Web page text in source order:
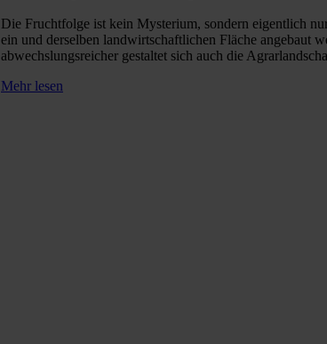
Die Fruchtfolge ist kein Mysterium, sondern eigentlich
ein und derselben landwirtschaftlichen Fläche angebaut
abwechslungsreicher gestaltet sich auch die
Mehr lesen